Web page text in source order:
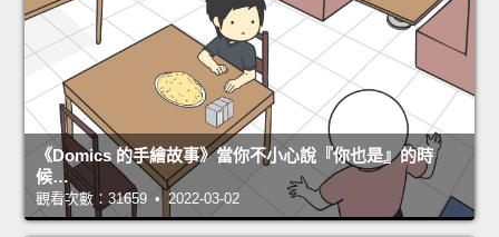
《Domics 的手繪故事》當你不小心說『你也是』的時
候…
觀看次數：31659 • 2022-03-02